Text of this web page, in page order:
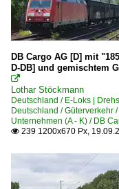
DB Cargo AG [D] mit
D-DB] und gemischtem

Lothar Stöckmann
Deutschland / E-Loks |
Deutschland / Güterverkehr
Unternehmen (A - K) / DB
 239 1200x670 Px,